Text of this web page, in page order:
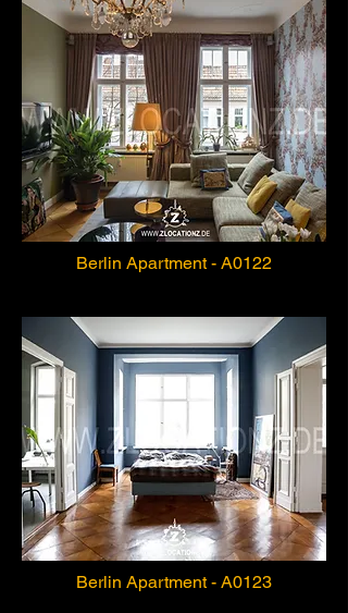
Berlin Apartment - A0122
Berlin Apartment - A0123